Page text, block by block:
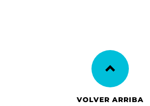
VOLVER ARRIBA